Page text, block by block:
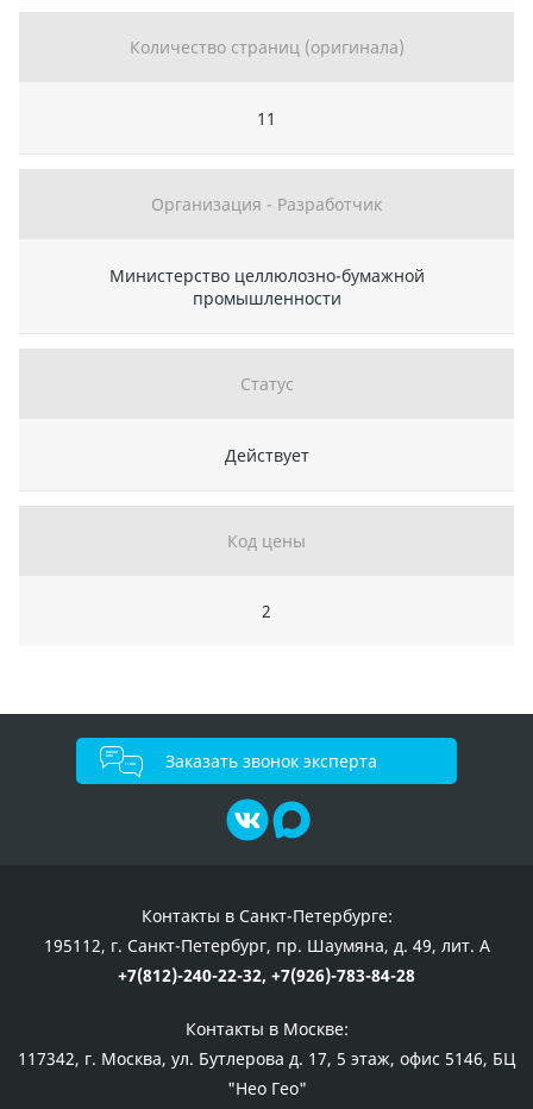
Количество страниц (оригинала)
11
Организация - Разработчик
Министерство целлюлозно-бумажной
промышленности
Статус
Действует
Код цены
2
Заказать звонок эксперта
Контакты в Санкт-Петербурге:
195112, г. Санкт-Петербург, пр. Шаумяна, д. 49, лит. А
+7(812)-240-22-32, +7(926)-783-84-28
Контакты в Москве:
117342, г. Москва, ул. Бутлерова д. 17, 5 этаж, офис 5146, БЦ
"Нео Гео"